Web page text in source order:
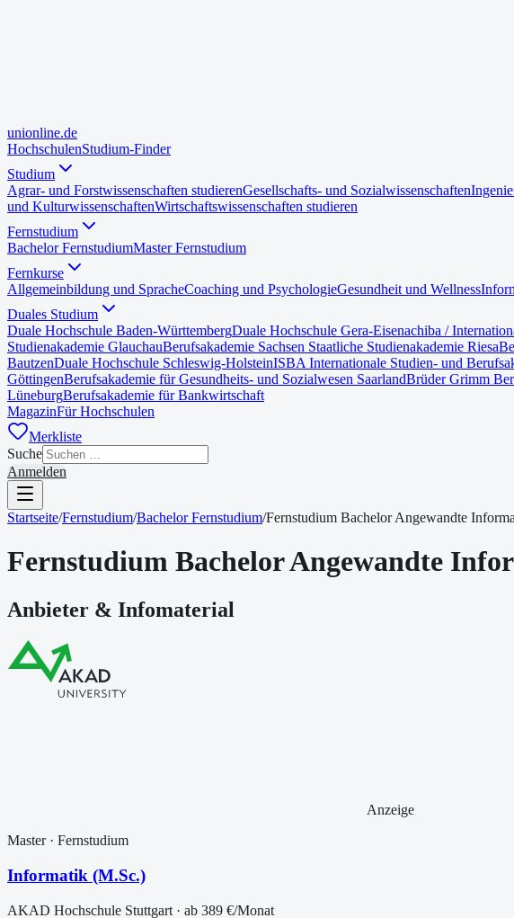
unionline.de
HochschulenStudium-Finder
Studium
Agrar- und Forstwissenschaften studierenGesellschafts- und Sozialwissenschaften
und KulturwissenschaftenWirtschaftswissenschaften studieren
Fernstudium
Bachelor FernstudiumMaster Fernstudium
Fernkurse
Allgemeinbildung und SpracheCoaching und PsychologieGesundheit und Wellness
Duales Studium
Duale Hochschule Baden-WürttembergDuale Hochschule Gera-Eisenachiba /
Studienakademie GlauchauBerufsakademie Sachsen Staatliche Studienakademie Riesa
BautzenDuale Hochschule Schleswig-HolsteinISBA Internationale Studien- und
GöttingenBerufsakademie für Gesundheits- und Sozialwesen SaarlandBrüder Grimm
LüneburgBerufsakademie für Bankwirtschaft
MagazinFür Hochschulen
Merkliste
Suche
Anmelden
Startseite/Fernstudium/Bachelor Fernstudium/Fernstudium Bachelor Angewandte
Fernstudium Bachelor Angewandte
Anbieter & Infomaterial
Anzeige
Master· Fernstudium
Informatik (M.Sc.)
AKAD Hochschule Stuttgart · ab 389 €/Monat